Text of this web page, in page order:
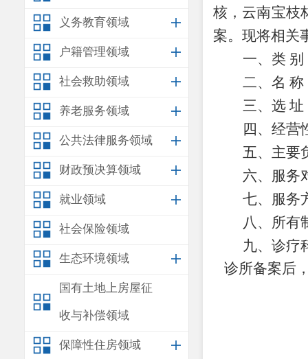
义务教育领域
户籍管理领域
社会救助领域
养老服务领域
公共法律服务领域
财政预决算领域
就业领域
社会保险领域
生态环境领域
国有土地上房屋征
收与补偿领域
保障性住房领域
核， 云南宝枝
案。现将相关
一、类 别
二、名 称
三、选 址
四、经营
五、主要
六、服务
七、服务
八、所有
九、诊疗
诊所备案后